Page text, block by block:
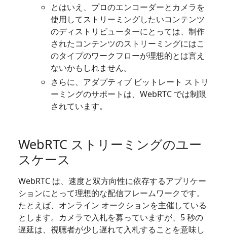
とはいえ、プロのエンコーダーとカメラを
使用してストリーミングしたいコンテンツ
のディストリビューターにとっては、制作
されたコンテンツのストリーミングにはこ
のタイプのワークフローが理想的とは言え
ないかもしれません。
さらに、アダプティブ ビットレート ストリ
ーミングのサポートは、WebRTC では制限
されています。
WebRTC ストリーミングのユー
スケース
WebRTC は、速度と双方向性に依存するアプリケー
ションにとって理想的な配信フレームワークです。
たとえば、オンライン オークションを主催している
とします。カメラで入札を募っていますが、5 秒の
遅延は、視聴者が少し遅れて入札することを意味し